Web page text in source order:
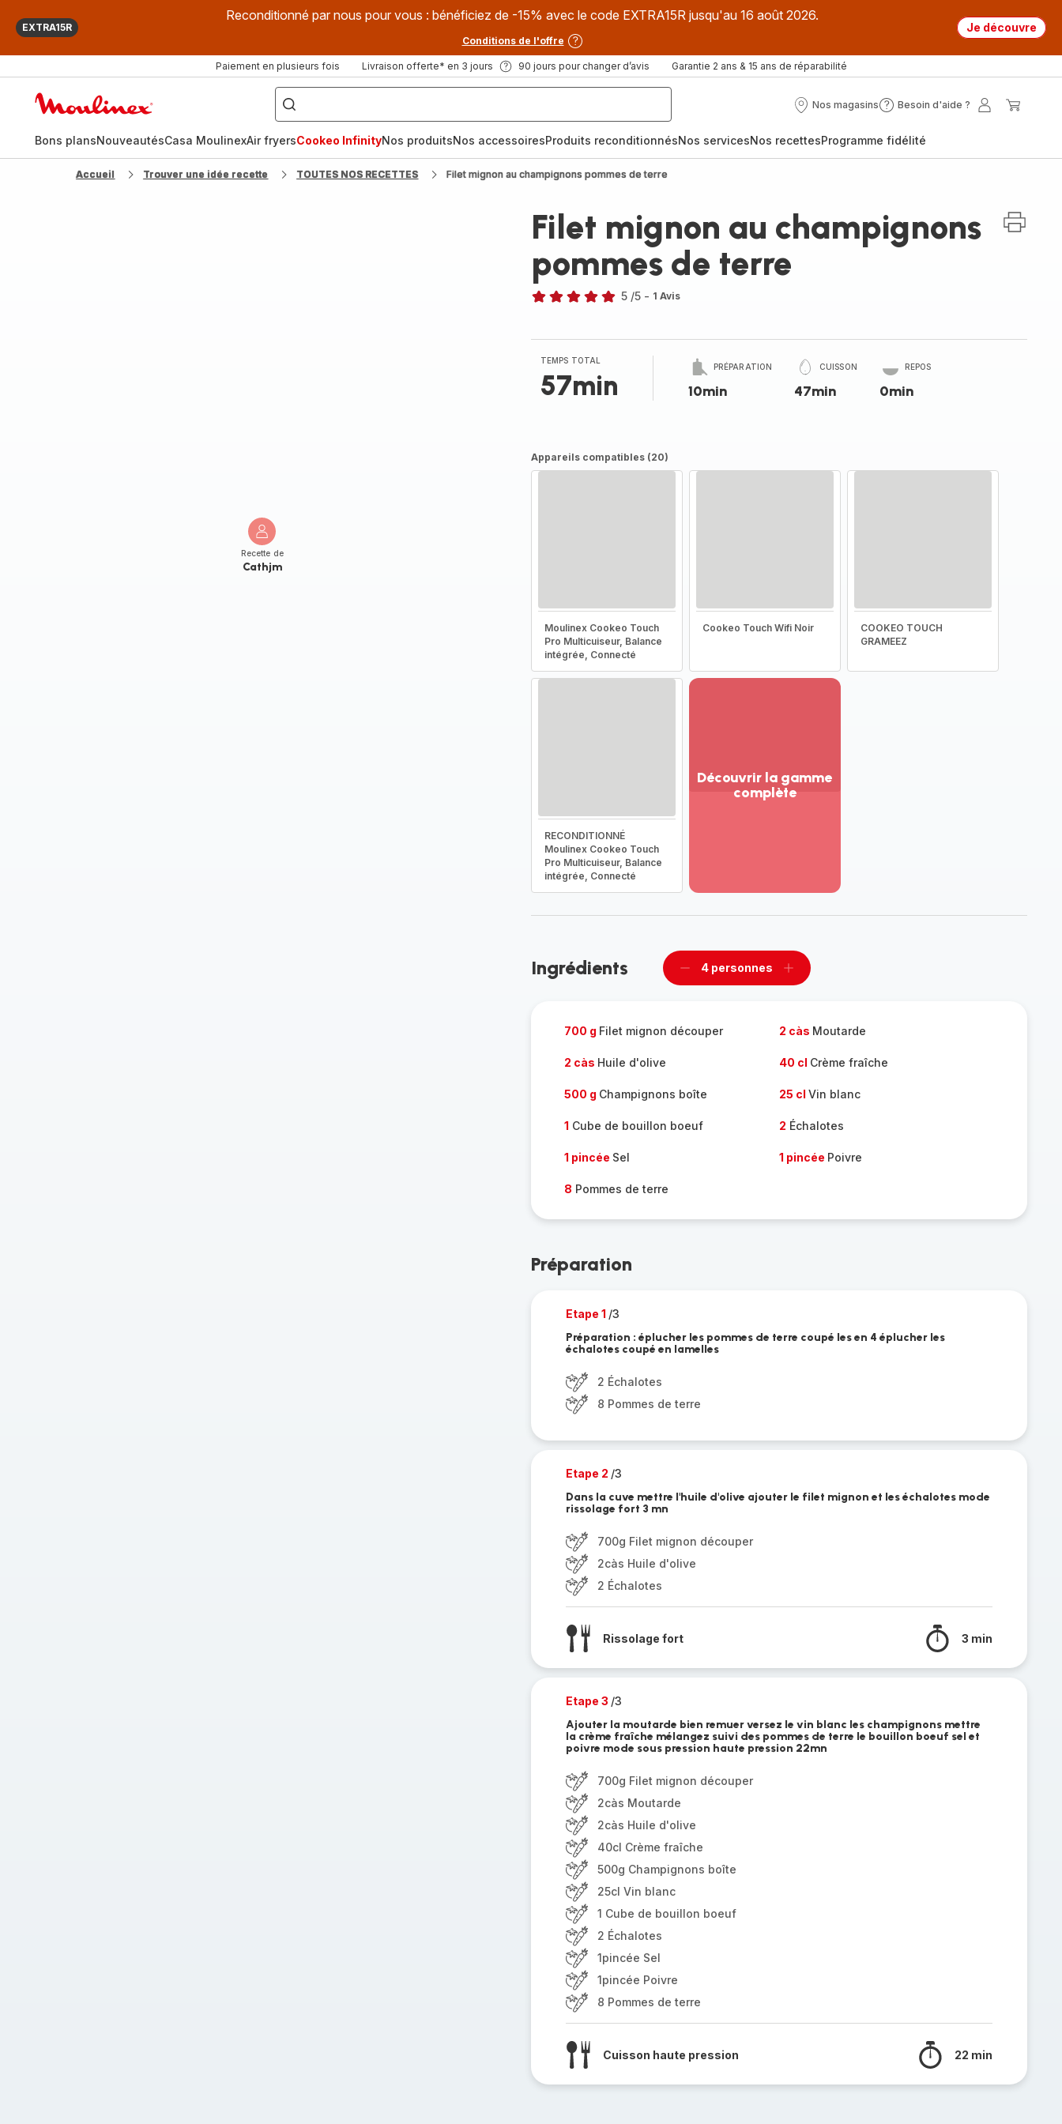
EXTRA15R
Reconditionné par nous pour vous : bénéficiez de -15% avec le code EXTRA15R jusqu'au 16 août 2026.
Conditions de l'offre
Je découvre
Paiement en plusieurs fois Livraison offerte* en 3 jours 90 jours pour changer d’avis Garantie 2 ans & 15 ans de réparabilité
["Que
recherchez-
vous
?",
fryer",
"Companion"]
Nos magasins
Nos
Besoin d'aide ?
Besoin
?
Mon
Bons plansNouveautésCasa MoulinexAir fryersCookeo InfinityNos produitsNos accessoiresProduits reconditionnésNos servicesNos recettesProgramme fidélité
Accueil Trouver une idée recette TOUTES NOS RECETTES Filet mignon au champignons pommes de terre
Recette de
Cathjm
Filet mignon au champignons
pommes de terre
étoiles
(moyenne)
5 /5 - 1 Avis
TEMPS TOTAL
57min
PRÉPARATION
10min
CUISSON
47min
REPOS
0min
Appareils compatibles (20)
Moulinex Cookeo Touch
Pro Multicuiseur, Balance
intégrée, Connecté
Cookeo Touch Wifi Noir
COOKEO TOUCH
GRAMEEZ
RECONDITIONNÉ
Moulinex Cookeo Touch
Pro Multicuiseur, Balance
intégrée, Connecté
Découvrir la gamme
complète
-
Ingrédients
Supprimer
4 personnes
Ajouter
700 g Filet mignon découper 2 càs Moutarde
2 càs Huile d'olive 40 cl Crème fraîche
500 g Champignons boîte 25 cl Vin blanc
1 Cube de bouillon boeuf 2 Échalotes
1 pincée Sel 1 pincée Poivre
8 Pommes de terre
Préparation
Etape 1 /3
Préparation : éplucher les pommes de terre coupé les en 4 éplucher les
échalotes coupé en lamelles
2 Échalotes
8 Pommes de terre
Etape 2 /3
Dans la cuve mettre l'huile d'olive ajouter le filet mignon et les échalotes mode
rissolage fort 3 mn
700g Filet mignon découper
2càs Huile d'olive
2 Échalotes
Rissolage fort 3 min
Etape 3 /3
Ajouter la moutarde bien remuer versez le vin blanc les champignons mettre
la crème fraîche mélangez suivi des pommes de terre le bouillon boeuf sel et
poivre mode sous pression haute pression 22mn
700g Filet mignon découper
2càs Moutarde
2càs Huile d'olive
40cl Crème fraîche
500g Champignons boîte
25cl Vin blanc
1 Cube de bouillon boeuf
2 Échalotes
1pincée Sel
1pincée Poivre
8 Pommes de terre
Cuisson haute pression 22 min